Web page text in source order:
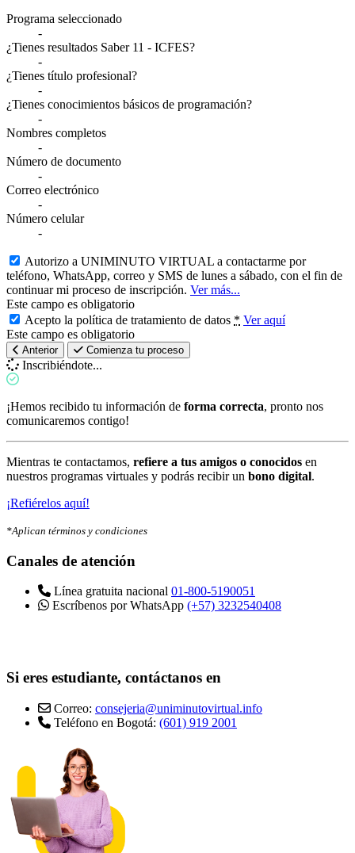
Resumen de tu información
Programa seleccionado
-
¿Tienes resultados Saber 11 - ICFES?
-
¿Tienes título profesional?
-
¿Tienes conocimientos básicos de programación?
-
Nombres completos
-
Número de documento
-
Correo electrónico
-
Número celular
-
Autorizo a UNIMINUTO VIRTUAL a contactarme por
teléfono, WhatsApp, correo y SMS de lunes a sábado, con el fin de
continuar mi proceso de inscripción. Ver más...
Este campo es obligatorio
Acepto la política de tratamiento de datos * Ver aquí
Este campo es obligatorio
Anterior Comienza tu proceso
Inscribiéndote...
¡Hemos recibido tu información de forma correcta, pronto nos
comunicaremos contigo!
Mientras te contactamos, refiere a tus amigos o conocidos en
nuestros programas virtuales y podrás recibir un bono digital.
¡Refiérelos aquí!
*Aplican términos y condiciones
Canales de atención
Línea gratuita nacional 01-800-5190051
Escríbenos por WhatsApp (+57) 3232540408
Si eres estudiante, contáctanos en
Correo: consejeria@uniminutovirtual.info
Teléfono en Bogotá: (601) 919 2001